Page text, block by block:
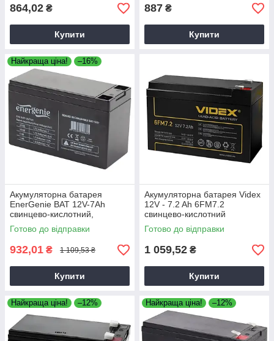
864,02 ₴
Купити
887 ₴
Купити
Найкраща ціна! –16%
Акумуляторна батарея
EnerGenie BAT 12V-7Ah
свинцево-кислотний,
акумулятор для електроніки
Готово до відправки
932,01 ₴ 1 109,53 ₴
Купити
Акумуляторна батарея Videx
12V - 7.2 Ah 6FM7.2
свинцево-кислотний
Готово до відправки
1 059,52 ₴
Купити
Найкраща ціна! –12% Найкраща ціна! –12%